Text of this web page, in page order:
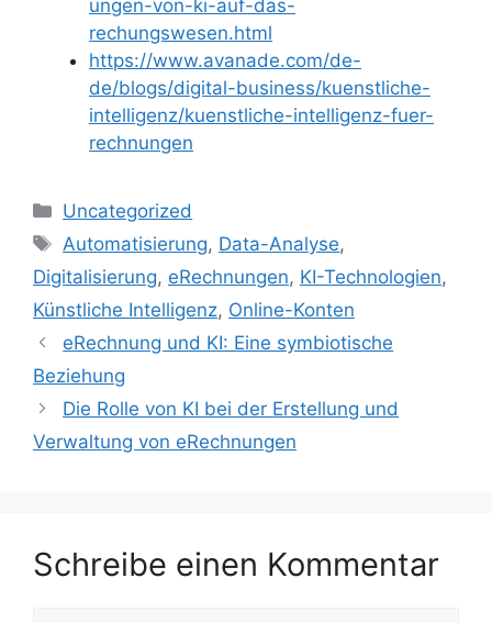
ungen-von-ki-auf-das-
rechungswesen.html
https://www.avanade.com/de-
de/blogs/digital-business/kuenstliche-
intelligenz/kuenstliche-intelligenz-fuer-
rechnungen
Kategorien
Uncategorized
Schlagwörter
Automatisierung, Data-Analyse,
Digitalisierung, eRechnungen, KI-Technologien,
Künstliche Intelligenz, Online-Konten
eRechnung und KI: Eine symbiotische
Beziehung
Die Rolle von KI bei der Erstellung und
Verwaltung von eRechnungen
Schreibe einen Kommentar